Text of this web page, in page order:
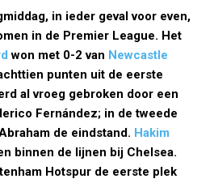
in ieder geval voor even,
in de Premier League. Het
won met 0-2 van Newcastle
punten uit de eerste
al vroeg gebroken door een
Fernández; in de tweede
de eindstand. Hakim
binnen de lijnen bij Chelsea.
Hotspur de eerste plek